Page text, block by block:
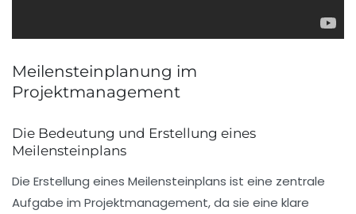
Meilensteinplanung im
Projektmanagement
Die Bedeutung und Erstellung eines
Meilensteinplans
Die Erstellung eines Meilensteinplans ist eine zentrale
Aufgabe im Projektmanagement, da sie eine klare